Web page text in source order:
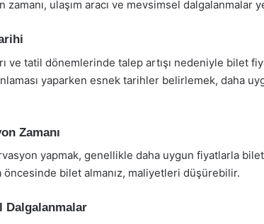
zamanı, ulaşım aracı ve mevsimsel dalgalanmalar
ve tatil dönemlerinde talep artışı nedeniyle bilet
yaparken esnek tarihler belirlemek, daha
Zamanı
yapmak, genellikle daha uygun fiyatlarla
öncesinde bilet almanız, maliyetleri düşürebilir.
Dalgalanmalar